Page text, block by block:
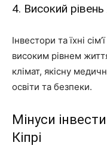
4. Високий
Інвестори та їхні
високим рівнем
клімат, якісну
освіти та безпеки.
Мінуси
Кіпрі